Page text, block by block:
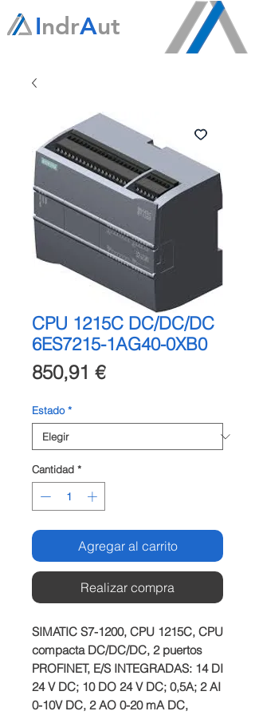
IndrAut
CPU 1215C DC/DC/DC
6ES7215-1AG40-0XB0
850,91 €Precio
Estado *
Cantidad *
Agregar al carrito
Realizar compra
SIMATIC S7-1200, CPU 1215C, CPU
compacta DC/DC/DC, 2 puertos
PROFINET, E/S INTEGRADAS: 14 DI
24 V DC; 10 DO 24 V DC; 0,5A; 2 AI
0-10V DC, 2 AO 0-20 mA DC,